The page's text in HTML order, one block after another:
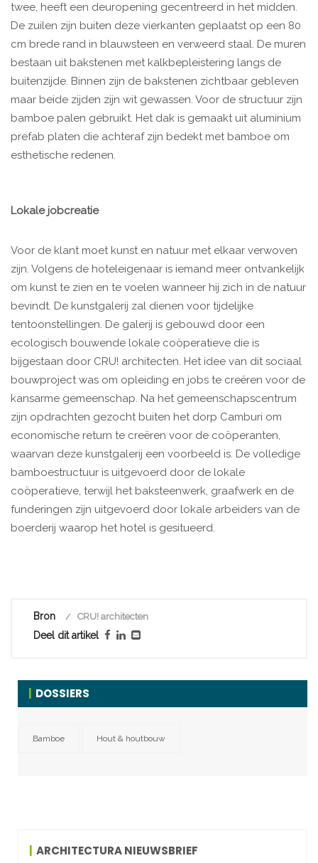
twee, heeft een deuropening gecentreerd in het midden.
De zuilen zijn buiten deze vierkanten geplaatst op een 80
cm brede rand in blauwsteen en verweerd staal. De muren
bestaan uit bakstenen met kalkbepleistering langs de
buitenzijde. Binnen zijn de bakstenen zichtbaar gebleven
maar beide zijden zijn wit gewassen. Voor de structuur zijn
bamboe palen gebruikt. Het dak is gemaakt uit aluminium
prefab platen die achteraf zijn bedekt met bamboe om
esthetische redenen.
Lokale jobcreatie
Voor de klant moet kunst en natuur met elkaar verwoven
zijn. Volgens de hoteleigenaar is iemand meer ontvankelijk
om kunst te zien en te voelen wanneer hij zich in de natuur
bevindt. De kunstgalerij zal dienen voor tijdelijke
tentoonstellingen. De galerij is gebouwd door een
ecologisch bouwende lokale coöperatieve die is
bijgestaan door CRU! architecten. Het idee van dit sociaal
bouwproject was om opleiding en jobs te creëren voor de
kansarme gemeenschap. Na het gemeenschapscentrum
zijn opdrachten gezocht buiten het dorp Camburi om
economische return te creëren voor de coöperanten,
waarvan deze kunstgalerij een voorbeeld is. De volledige
bamboestructuur is uitgevoerd door de lokale
coöperatieve, terwijl het baksteenwerk, graafwerk en de
funderingen zijn uitgevoerd door lokale arbeiders van de
boerderij waarop het hotel is gesitueerd.
Bron CRU! architecten
Deel dit artikel
DOSSIERS
Bamboe Hout & houtbouw
ARCHITECTURA NIEUWSBRIEF